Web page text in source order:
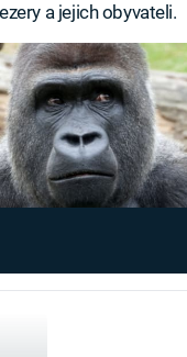
a jejich obyvateli.